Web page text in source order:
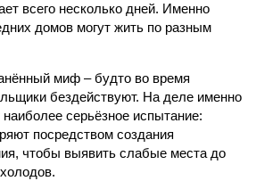
всего несколько дней. Именно
домов могут жить по разным
миф – будто во время
бездействуют. На деле именно
серьёзное испытание:
посредством создания
чтобы выявить слабые места до